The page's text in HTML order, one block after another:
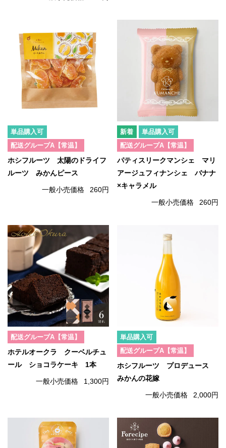
単品購入可
配送グループA【常温】
ホシフルーツ 太陽のドライフ
ルーツ みかんピース
一般小売価格 260円
単品購入可
配送グループA【常温】
パティスリークマンシェ マリ
アージュフィナンシェ バナナ
×キャラメル
一般小売価格 260円
配送グループA【常温】
ホテルオークラ クーベルチュ
ール ショコラケーキ 1本
一般小売価格 1,300円
単品購入可
配送グループA【常温】
ホシフルーツ プロデュース
みかんの花嫁
一般小売価格 2,000円